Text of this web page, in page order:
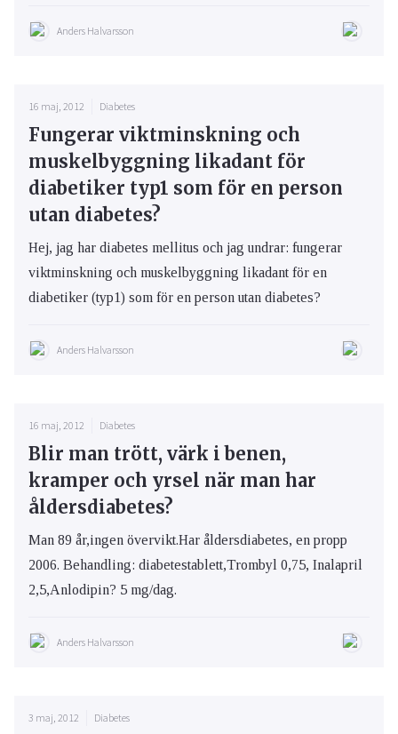
Anders Halvarsson
16 maj, 2012 Diabetes
Fungerar viktminskning och
muskelbyggning likadant för
diabetiker typ1 som för en person
utan diabetes?
Hej, jag har diabetes mellitus och jag undrar: fungerar
viktminskning och muskelbyggning likadant för en
diabetiker (typ1) som för en person utan diabetes?
Anders Halvarsson
16 maj, 2012 Diabetes
Blir man trött, värk i benen,
kramper och yrsel när man har
åldersdiabetes?
Man 89 år,ingen övervikt.Har åldersdiabetes, en propp
2006. Behandling: diabetestablett,Trombyl 0,75, Inalapril
2,5,Anlodipin? 5 mg/dag.
Anders Halvarsson
3 maj, 2012 Diabetes